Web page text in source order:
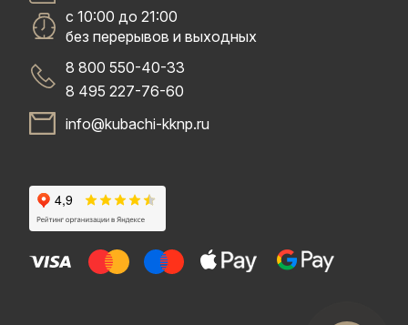
с 10:00 до 21:00
без перерывов и выходных
8 800 550-40-33
8 495 227-76-60
info@kubachi-kknp.ru